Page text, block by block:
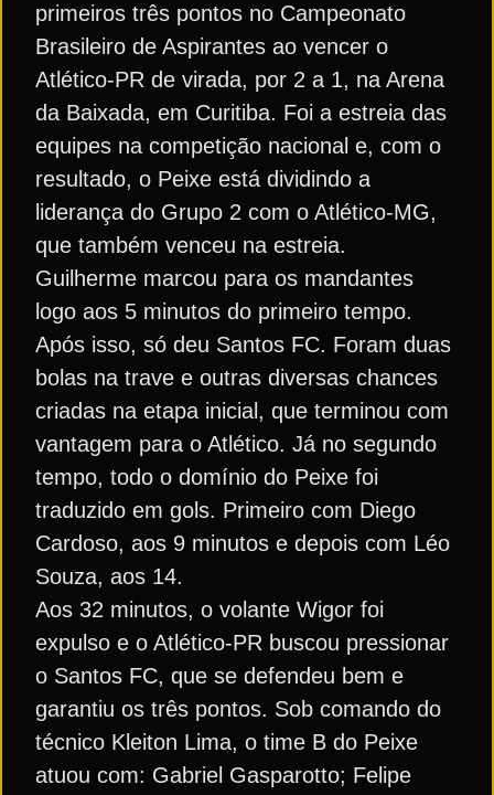
primeiros três pontos no Campeonato
Brasileiro de Aspirantes ao vencer o
Atlético-PR de virada, por 2 a 1, na Arena
da Baixada, em Curitiba. Foi a estreia das
equipes na competição nacional e, com o
resultado, o Peixe está dividindo a
liderança do Grupo 2 com o Atlético-MG,
que também venceu na estreia.
Guilherme marcou para os mandantes
logo aos 5 minutos do primeiro tempo.
Após isso, só deu Santos FC. Foram duas
bolas na trave e outras diversas chances
criadas na etapa inicial, que terminou com
vantagem para o Atlético. Já no segundo
tempo, todo o domínio do Peixe foi
traduzido em gols. Primeiro com Diego
Cardoso, aos 9 minutos e depois com Léo
Souza, aos 14.
Aos 32 minutos, o volante Wigor foi
expulso e o Atlético-PR buscou pressionar
o Santos FC, que se defendeu bem e
garantiu os três pontos. Sob comando do
técnico Kleiton Lima, o time B do Peixe
atuou com: Gabriel Gasparotto; Felipe